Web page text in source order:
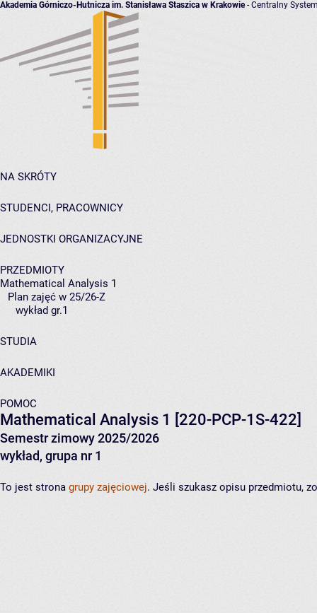
Akademia Górniczo-Hutnicza im. Stanisława Staszica w Krakowie- Centralny
NA SKRÓTY
STUDENCI, PRACOWNICY
JEDNOSTKI ORGANIZACYJNE
PRZEDMIOTY
Mathematical Analysis 1
Plan zajęć w 25/26-Z
wykład gr.1
STUDIA
AKADEMIKI
POMOC
Mathematical Analysis 1 [220-PCP-1S-422]
Semestr zimowy 2025/2026
wykład, grupa nr 1
To jest strona grupy zajęciowej. Jeśli szukasz opisu przedmiotu,